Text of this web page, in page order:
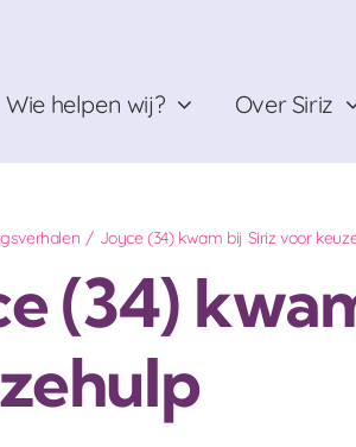
Wie helpen wij? Over Siriz
Joyce (34) kwam bij Siriz voor
(34)